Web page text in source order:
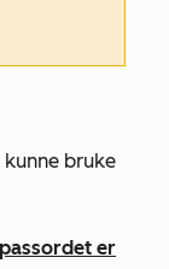
bruke
passordet er